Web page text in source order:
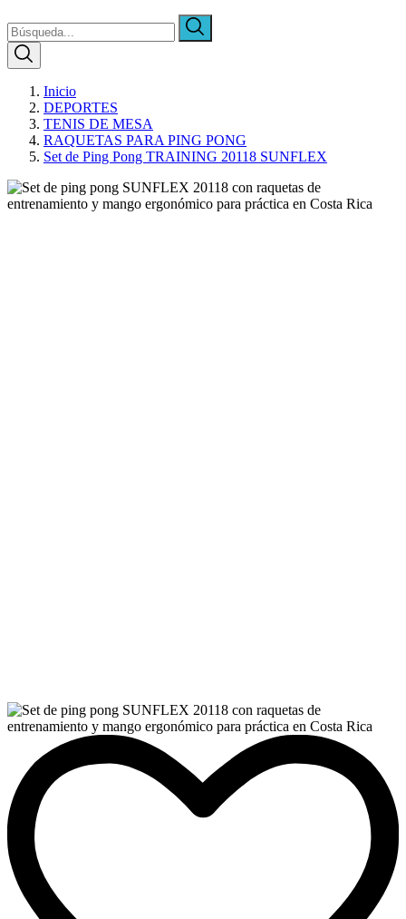
Inicio
DEPORTES
TENIS DE MESA
RAQUETAS PARA PING PONG
Set de Ping Pong TRAINING 20118 SUNFLEX